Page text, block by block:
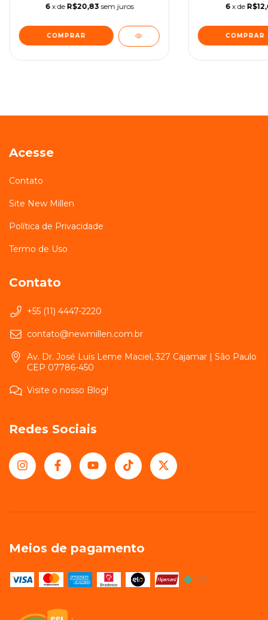
6 x de R$20,83 sem juros
COMPRAR
6 x de
COMPRAR
Acesse
Contato
Site New Millen
Política de Privacidade
Termo de Uso
Contato
+55 (11) 4447-2220
contato@newmillen.com.br
Av. Dr. José Luís Leme Maciel, 327 Cajamar | São Paulo
CEP 07786-450
Visite o nosso Blog!
Redes Sociais
Meios de pagamento